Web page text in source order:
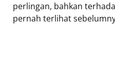
perlingan, bahkan
pernah terlihat